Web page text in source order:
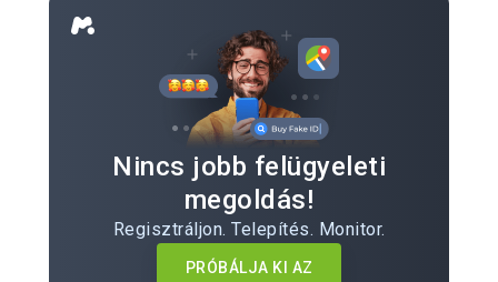
Nincs jobb felügyeleti
megoldás!
Regisztráljon. Telepítés. Monitor.
PRÓBÁLJA KI AZ